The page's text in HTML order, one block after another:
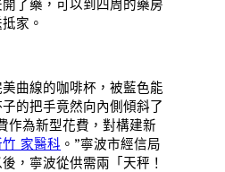
了藥，可以到四周的藥房
家。
線的咖啡杯，被藍色能
的把手竟然向內側傾斜了
作為新型花費，對構建新
竹 家醫科 。”寧波市經信局
，寧波從供需兩「天秤！